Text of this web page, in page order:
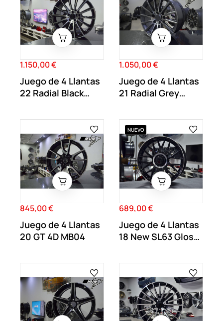
Precio
1.150,00 €
Juego de 4 Llantas
22 Radial Black
Precio
1.050,00 €
Juego de 4 Llantas
21 Radial Grey
Precio
845,00 €
Juego de 4 Llantas
20 GT 4D MB04
NUEVO
Precio
689,00 €
Juego de 4 Llantas
18 New SL63 Gloss